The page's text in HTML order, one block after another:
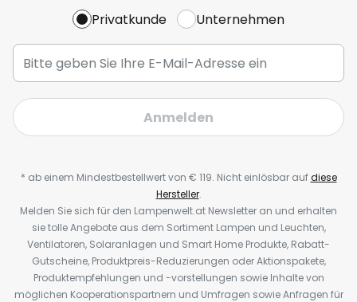
Privatkunde Unternehmen
Anmelden
* ab einem Mindestbestellwert von € 119. Nicht einlösbar aufdiese
Hersteller.
Melden Sie sich für den Lampenwelt.at Newsletter an und erhalten
sie tolle Angebote aus dem Sortiment Lampen und Leuchten,
Ventilatoren, Solaranlagen und Smart Home Produkte, Rabatt-
Gutscheine, Produktpreis-Reduzierungen oder Aktionspakete,
Produktempfehlungen und -vorstellungen sowie Inhalte von
möglichen Kooperationspartnern und Umfragen sowie Anfragen für